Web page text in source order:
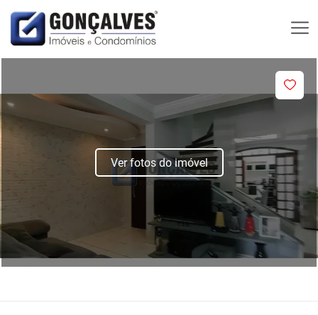
Ver fotos do imóvel